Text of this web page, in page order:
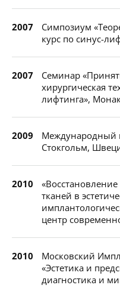
2007
Симпозиум
курс по синус-
2007
Семинар
хирургическая
лифтинга»,
2009
Международный
Стокгольм,
2010
тканей в
центр
2010
Московский
«Эстетика и
диагностика и